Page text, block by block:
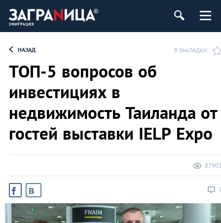
НАЗАД В ЗАКЛАДКИ
ТОП-5 вопросов об
инвестициях в
недвижимость Таиланда от
гостей выставки IELP Expo